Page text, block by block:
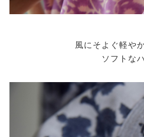
風にそよぐ軽や
ソフトな